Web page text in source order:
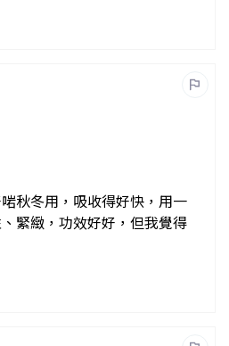
秋冬用，吸收得好快，用一
緊緻，功效好好，但我覺得